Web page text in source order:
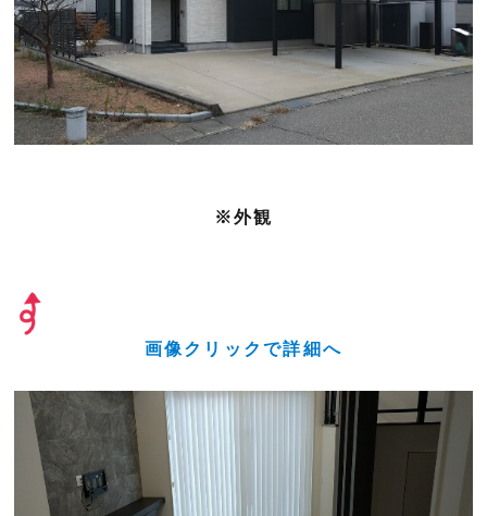
※外観
画像クリックで詳細へ